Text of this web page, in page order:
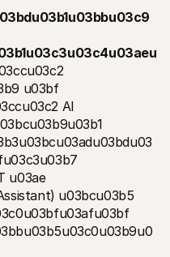
u03bf
AI
u03ae
u03bcu03b5